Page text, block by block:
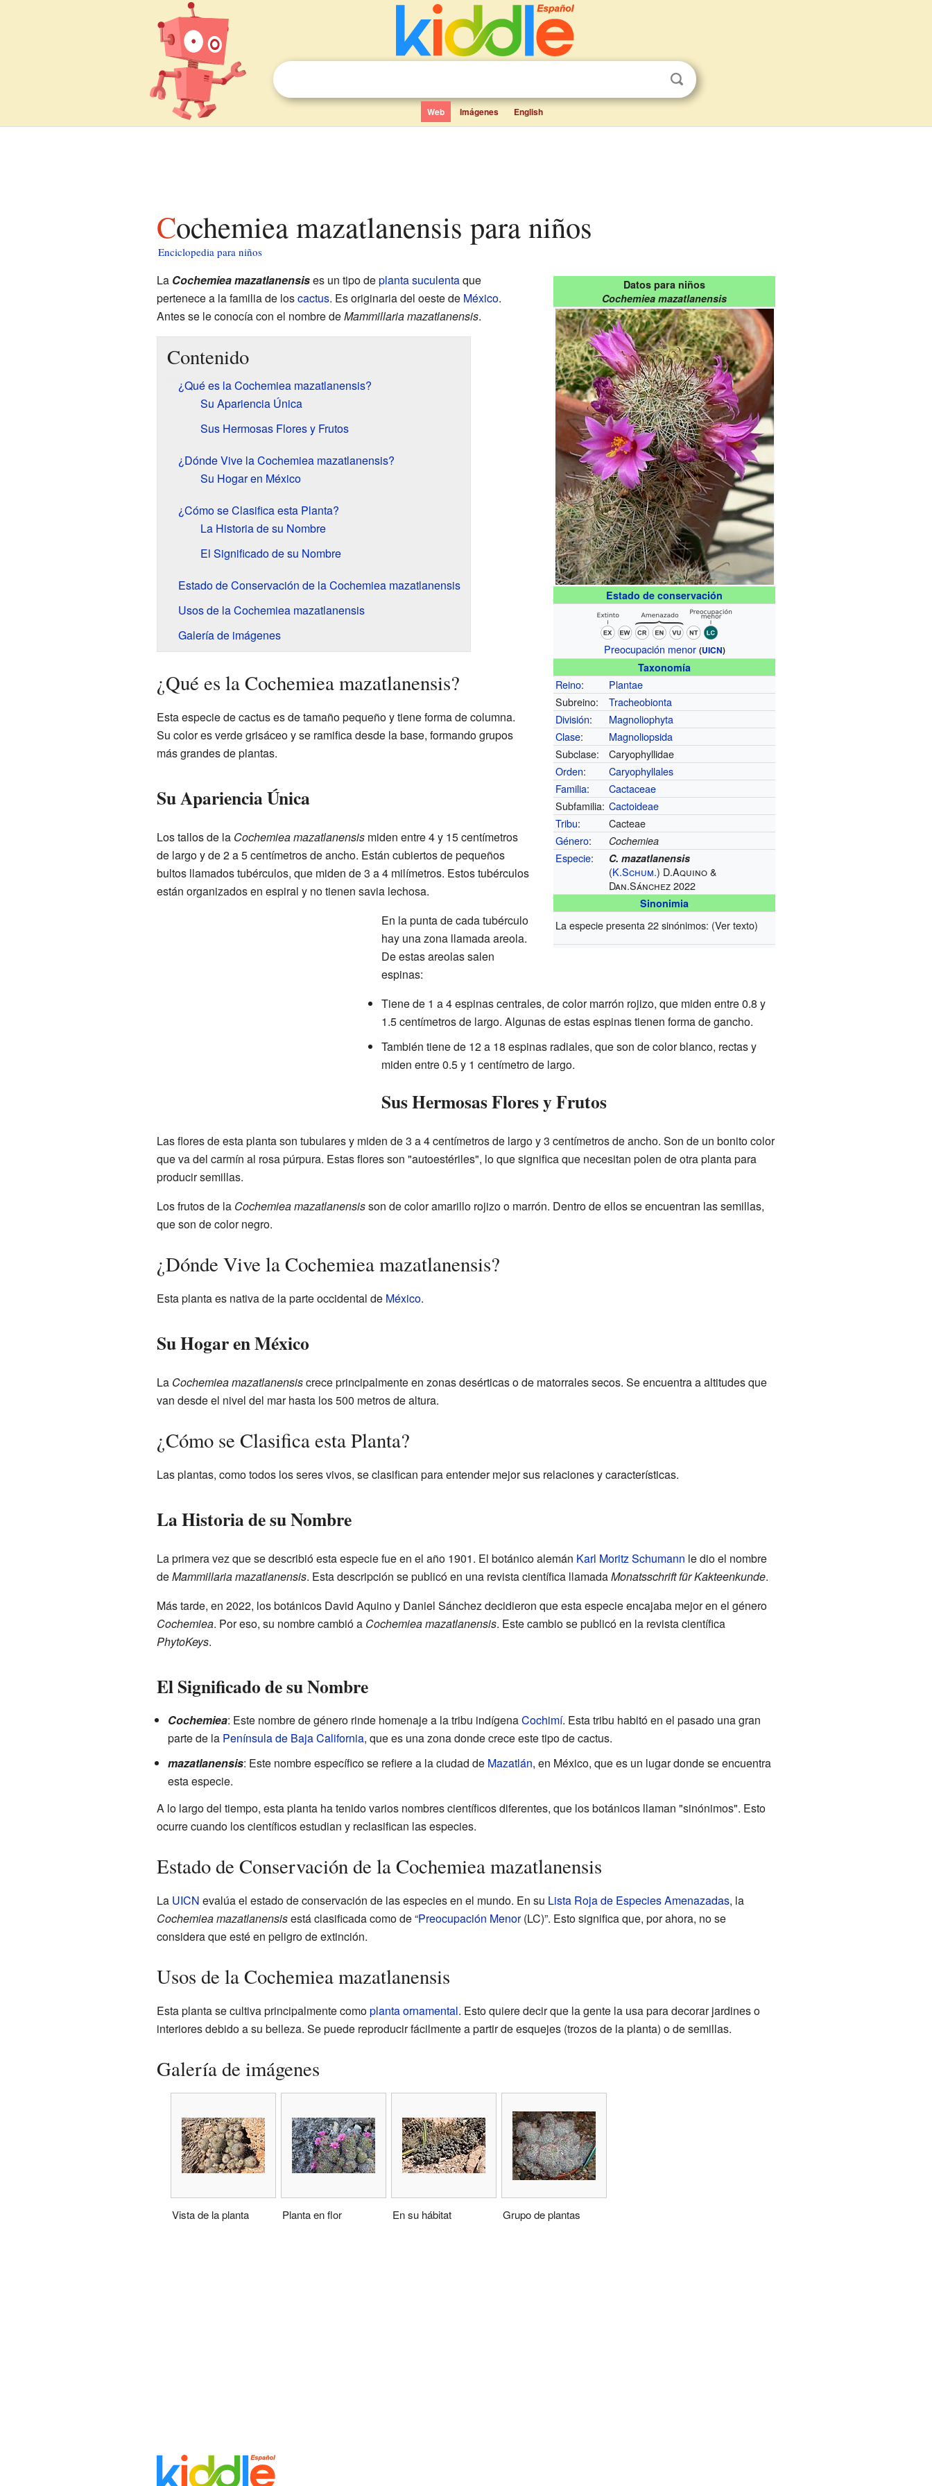
Web Imágenes English
Cochemiea mazatlanensis para niños
Enciclopedia para niños
Datos para niños
Cochemiea mazatlanensis
Estado de conservación
Preocupación menor (UICN)
Taxonomía
Reino:
Plantae
Subreino:
Tracheobionta
División:
Magnoliophyta
Clase:
Magnoliopsida
Subclase:
Caryophyllidae
Orden:
Caryophyllales
Familia:
Cactaceae
Subfamilia: Cactoideae
Tribu:
Cacteae
Género: Cochemiea
Especie: C. mazatlanensis
(K.Schum.) D.Aquino &
Dan.Sánchez 2022
Sinonimia
La especie presenta 22 sinónimos: (Ver texto)
La Cochemiea mazatlanensises un tipo deplanta suculentaque
pertenece a la familia de loscactus. Es originaria del oeste de México.
Antes se le conocía con el nombre deMammillaria mazatlanensis.
Contenido
¿Qué es la Cochemiea mazatlanensis?
Su Apariencia Única
Sus Hermosas Flores y Frutos
¿Dónde Vive la Cochemiea mazatlanensis?
Su Hogar en México
¿Cómo se Clasifica esta Planta?
La Historia de su Nombre
El Significado de su Nombre
Estado de Conservación de la Cochemiea mazatlanensis
Usos de la Cochemiea mazatlanensis
Galería de imágenes
¿Qué es la Cochemiea mazatlanensis?
Esta especie de cactus es de tamaño pequeño y tiene forma de columna.
Su color es verde grisáceo y se ramifica desde la base, formando grupos
más grandes de plantas.
Su Apariencia Única
Los tallos de la Cochemiea mazatlanensismiden entre 4 y 15 centímetros
de largo y de 2 a 5 centímetros de ancho. Están cubiertos de pequeños
bultos llamados tubérculos, que miden de 3 a 4 milímetros. Estos tubérculos
están organizados en espiral y no tienen savia lechosa.
En la punta de cada tubérculo
hay una zona llamada areola.
De estas areolas salen
espinas:
Tiene de 1 a 4 espinas centrales, de color marrón rojizo, que miden entre 0.8 y
1.5 centímetros de largo. Algunas de estas espinas tienen forma de gancho.
También tiene de 12 a 18 espinas radiales, que son de color blanco, rectas y
miden entre 0.5 y 1 centímetro de largo.
Sus Hermosas Flores y Frutos
Las flores de esta planta son tubulares y miden de 3 a 4 centímetros de largo y 3 centímetros de ancho. Son de un bonito color
que va del carmín al rosa púrpura. Estas flores son "autoestériles", lo que significa que necesitan polen de otra planta para
producir semillas.
Los frutos de la Cochemiea mazatlanensisson de color amarillo rojizo o marrón. Dentro de ellos se encuentran las semillas,
que son de color negro.
¿Dónde Vive la Cochemiea mazatlanensis?
Esta planta es nativa de la parte occidental de México.
Su Hogar en México
La Cochemiea mazatlanensiscrece principalmente en zonas desérticas o de matorrales secos. Se encuentra a altitudes que
van desde el nivel del mar hasta los 500 metros de altura.
¿Cómo se Clasifica esta Planta?
Las plantas, como todos los seres vivos, se clasifican para entender mejor sus relaciones y características.
La Historia de su Nombre
La primera vez que se describió esta especie fue en el año 1901. El botánico alemán Karl Moritz Schumann le dio el nombre
deMammillaria mazatlanensis. Esta descripción se publicó en una revista científica llamadaMonatsschrift für Kakteenkunde.
Más tarde, en 2022, los botánicos David Aquino y Daniel Sánchez decidieron que esta especie encajaba mejor en el género
Cochemiea. Por eso, su nombre cambió a Cochemiea mazatlanensis. Este cambio se publicó en la revista científica
PhytoKeys.
El Significado de su Nombre
Cochemiea: Este nombre de género rinde homenaje a la tribu indígenaCochimí. Esta tribu habitó en el pasado una gran
parte de la Península de Baja California, que es una zona donde crece este tipo de cactus.
mazatlanensis: Este nombre específico se refiere a la ciudad de Mazatlán, en México, que es un lugar donde se encuentra
esta especie.
A lo largo del tiempo, esta planta ha tenido varios nombres científicos diferentes, que los botánicos llaman "sinónimos". Esto
ocurre cuando los científicos estudian y reclasifican las especies.
Estado de Conservación de la Cochemiea mazatlanensis
La UICN evalúa el estado de conservación de las especies en el mundo. En su Lista Roja de Especies Amenazadas, la
Cochemiea mazatlanensisestá clasificada como de “Preocupación Menor(LC)”. Esto significa que, por ahora, no se
considera que esté en peligro de extinción.
Usos de la Cochemiea mazatlanensis
Esta planta se cultiva principalmente comoplanta ornamental. Esto quiere decir que la gente la usa para decorar jardines o
interiores debido a su belleza. Se puede reproducir fácilmente a partir de esquejes (trozos de la planta) o de semillas.
Galería de imágenes
Vista de la planta Planta en flor En su hábitat Grupo de plantas